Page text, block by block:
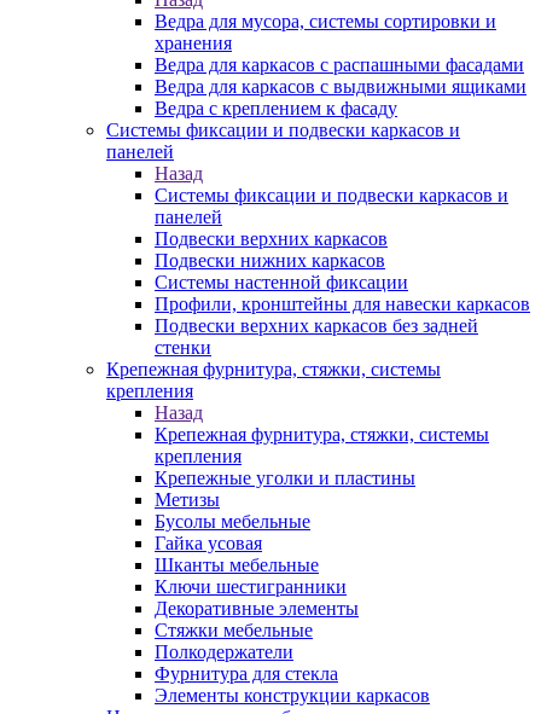
Ведра для мусора, системы сортировки и
хранения
Ведра для каркасов с распашными фасадами
Ведра для каркасов с выдвижными ящиками
Ведра с креплением к фасаду
Системы фиксации и подвески каркасов и
панелей
Назад
Системы фиксации и подвески каркасов и
панелей
Подвески верхних каркасов
Подвески нижних каркасов
Системы настенной фиксации
Профили, кронштейны для навески каркасов
Подвески верхних каркасов без задней
стенки
Крепежная фурнитура, стяжки, системы
крепления
Назад
Крепежная фурнитура, стяжки, системы
крепления
Крепежные уголки и пластины
Метизы
Бусолы мебельные
Гайка усовая
Шканты мебельные
Ключи шестигранники
Декоративные элементы
Стяжки мебельные
Полкодержатели
Фурнитура для стекла
Элементы конструкции каркасов